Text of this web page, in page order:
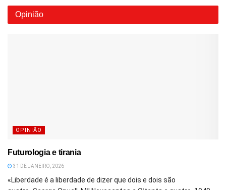
Opinião
OPINIÃO
Futurologia e tirania
31 DE JANEIRO, 2026
«Liberdade é a liberdade de dizer que dois e dois são